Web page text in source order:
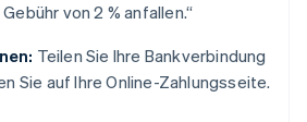
von 2 % anfallen.“
Teilen Sie Ihre Bankverbindung
Sie auf Ihre Online-Zahlungsseite.